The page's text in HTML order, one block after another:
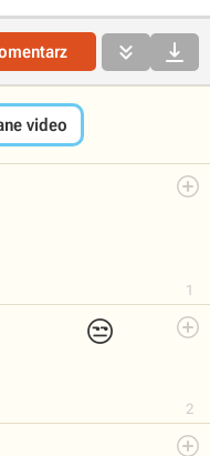
 
video
1
😒
2